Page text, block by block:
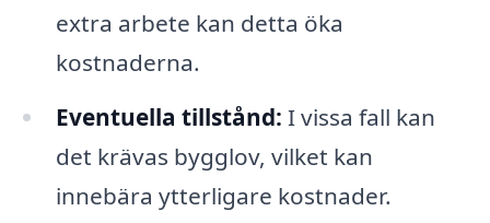
extra arbete kan detta öka
kostnaderna.
Eventuella tillstånd: I vissa fall kan
det krävas bygglov, vilket kan
innebära ytterligare kostnader.